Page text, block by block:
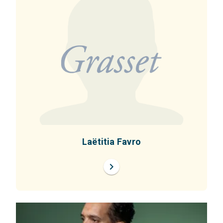
Laëtitia Favro
chevron_right